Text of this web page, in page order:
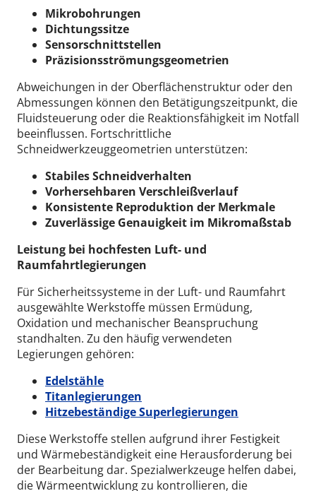
Mikrobohrungen
Dichtungssitze
Sensorschnittstellen
Präzisionsströmungsgeometrien
Abweichungen in der Oberflächenstruktur oder den
Abmessungen können den Betätigungszeitpunkt, die
Fluidsteuerung oder die Reaktionsfähigkeit im Notfall
beeinflussen. Fortschrittliche
Schneidwerkzeuggeometrien unterstützen:
Stabiles Schneidverhalten
Vorhersehbaren Verschleißverlauf
Konsistente Reproduktion der Merkmale
Zuverlässige Genauigkeit im Mikromaßstab
Leistung bei hochfesten Luft- und
Raumfahrtlegierungen
Für Sicherheitssysteme in der Luft- und Raumfahrt
ausgewählte Werkstoffe müssen Ermüdung,
Oxidation und mechanischer Beanspruchung
standhalten. Zu den häufig verwendeten
Legierungen gehören:
Edelstähle
Titanlegierungen
Hitzebeständige Superlegierungen
Diese Werkstoffe stellen aufgrund ihrer Festigkeit
und Wärmebeständigkeit eine Herausforderung bei
der Bearbeitung dar. Spezialwerkzeuge helfen dabei,
die Wärmeentwicklung zu kontrollieren, die